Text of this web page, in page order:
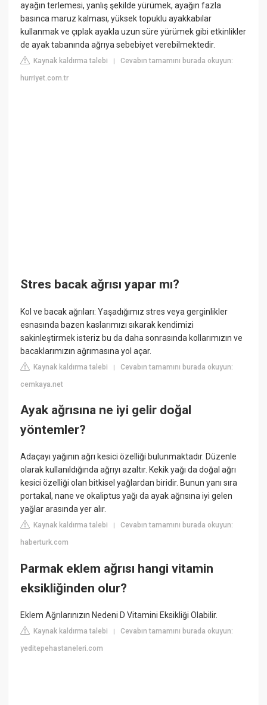
ayağın terlemesi, yanlış şekilde yürümek, ayağın fazla
basınca maruz kalması, yüksek topuklu ayakkabılar
kullanmak ve çıplak ayakla uzun süre yürümek gibi etkinlikler
de ayak tabanında ağrıya sebebiyet verebilmektedir.
Kaynak kaldırma talebi |Cevabın tamamını burada okuyun:
hurriyet.com.tr
Stres bacak ağrısı yapar mı?
Kol ve bacak ağrıları: Yaşadığımız stres veya gerginlikler
esnasında bazen kaslarımızı sıkarak kendimizi
sakinleştirmek isteriz bu da daha sonrasında kollarımızın ve
bacaklarımızın ağrımasına yol açar.
Kaynak kaldırma talebi |Cevabın tamamını burada okuyun:
cemkaya.net
Ayak ağrısına ne iyi gelir doğal
yöntemler?
Adaçayı yağının ağrı kesici özelliği bulunmaktadır. Düzenle
olarak kullanıldığında ağrıyı azaltır. Kekik yağı da doğal ağrı
kesici özelliği olan bitkisel yağlardan biridir. Bunun yanı sıra
portakal, nane ve okaliptus yağı da ayak ağrısına iyi gelen
yağlar arasında yer alır.
Kaynak kaldırma talebi |Cevabın tamamını burada okuyun:
haberturk.com
Parmak eklem ağrısı hangi vitamin
eksikliğinden olur?
Eklem Ağrılarınızın Nedeni D Vitamini Eksikliği Olabilir.
Kaynak kaldırma talebi |Cevabın tamamını burada okuyun:
yeditepehastaneleri.com